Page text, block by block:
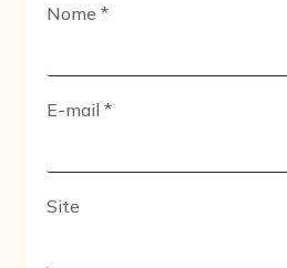
Nome*
E-mail*
Site